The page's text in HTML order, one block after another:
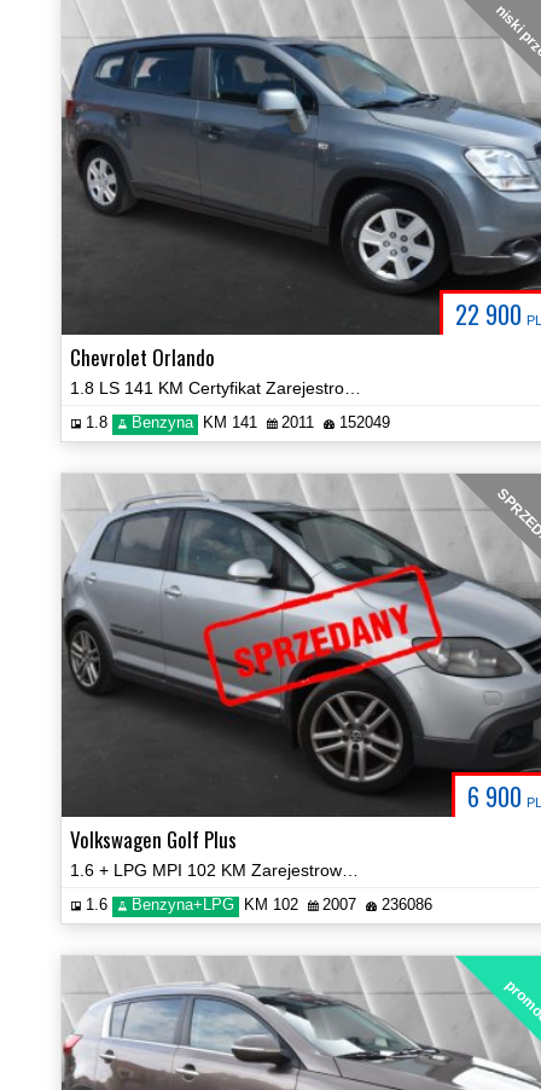
22 900
niski
Chevrolet Orlando
1.8 Benzyna KM 141 2011 152049
6 900
Volkswagen Golf Plus
1.6 Benzyna+LPG KM 102 2007 236086